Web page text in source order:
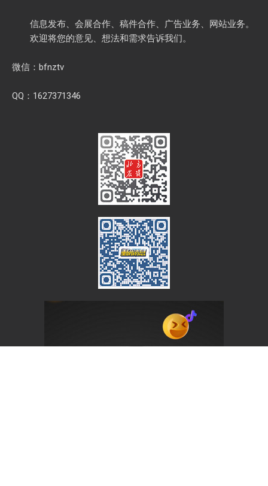
信息发布、会展合作、稿件合作、广告业务、网站业务。
欢迎将您的意见、想法和需求告诉我们。
微信：bfnztv
QQ：1627371346